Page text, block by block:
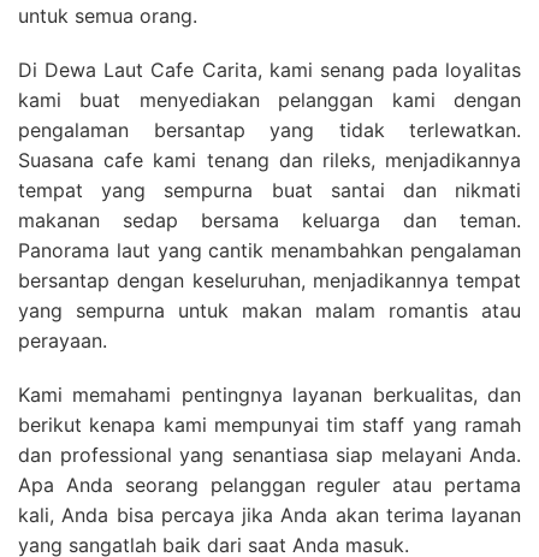
untuk semua orang.
Di Dewa Laut Cafe Carita, kami senang pada loyalitas
kami buat menyediakan pelanggan kami dengan
pengalaman bersantap yang tidak terlewatkan.
Suasana cafe kami tenang dan rileks, menjadikannya
tempat yang sempurna buat santai dan nikmati
makanan sedap bersama keluarga dan teman.
Panorama laut yang cantik menambahkan pengalaman
bersantap dengan keseluruhan, menjadikannya tempat
yang sempurna untuk makan malam romantis atau
perayaan.
Kami memahami pentingnya layanan berkualitas, dan
berikut kenapa kami mempunyai tim staff yang ramah
dan professional yang senantiasa siap melayani Anda.
Apa Anda seorang pelanggan reguler atau pertama
kali, Anda bisa percaya jika Anda akan terima layanan
yang sangatlah baik dari saat Anda masuk.